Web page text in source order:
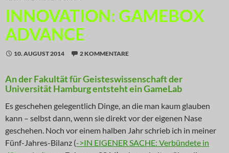
INNOVATION: GAMEBOX
ADVANCE
10. AUGUST 2014 2 KOMMENTARE
An der Fakultät für Geisteswissenschaft der
Universität Hamburg entsteht ein GameLab
Es geschehen gelegentlich Dinge, an die man kaum glauben
kann – selbst dann, wenn sie direkt vor der eigenen Nase
geschehen. Noch vor einem halben Jahr schrieb ich in meiner
Fünf-Jahres-Bilanz (->IN EIGENER SACHE: Verbündete in